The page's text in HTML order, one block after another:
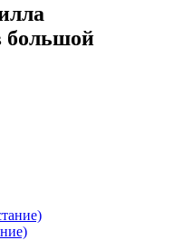
большой